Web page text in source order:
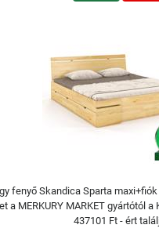
fenyő Skandica Sparta
a MERKURY MARKET gyártótól
437101 Ft - ért